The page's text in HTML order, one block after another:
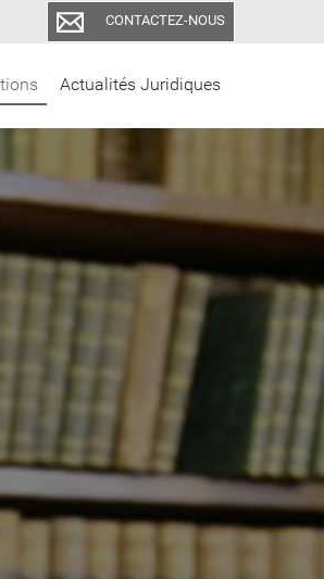
Actualités Juridiques
CONTACTEZ-NOUS